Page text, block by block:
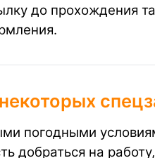
до прохождения
погодными
добраться на